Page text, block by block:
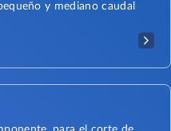
y mediano caudal